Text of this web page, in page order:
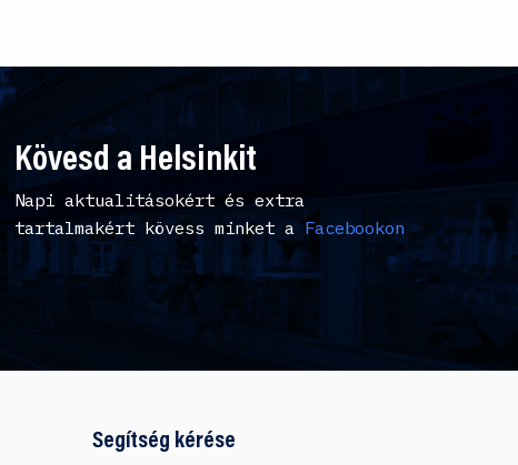
Kövesd a Helsinkit
Napi aktualitásokért és extra
tartalmakért kövess minket aFacebookon
Segítség kérése